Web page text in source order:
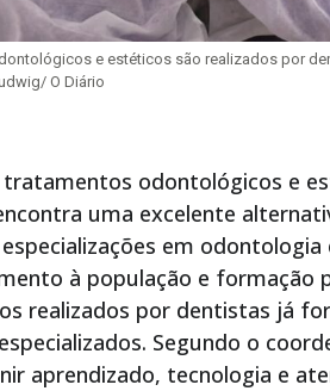
e estéticos são realizados por
O Diário
odontológicos e
uma excelente
em
à população e formação
realizados por dentistas já
Segundo o
aprendizado, tecnologia e